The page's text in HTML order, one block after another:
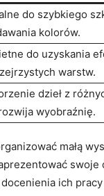
do​ szybkiego
kolorów.
do uzyskania
warstw.
dzieł ⁢z
wyobraźnię.
małą
swoje
ich